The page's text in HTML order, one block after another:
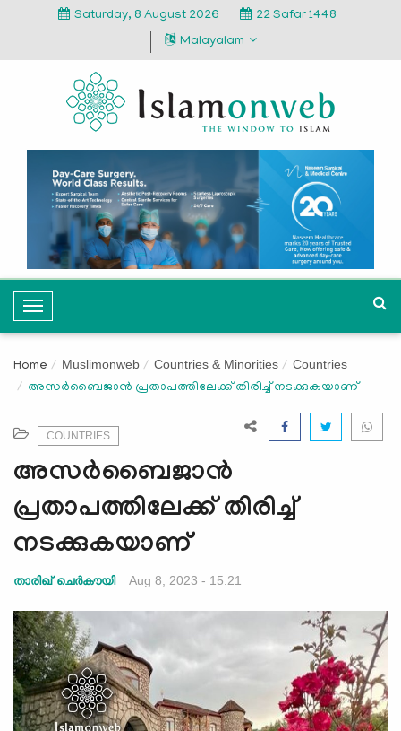
Saturday, 8 August 2026
22 Safar 1448
Malayalam
T
o
g
l
a
v
g
a
i
o
n
Home Muslimonweb Countries & Minorities Countries
അസർബൈജാന്‍ പ്രതാപത്തിലേക്ക് തിരിച്ച് നടക്കുകയാണ്
COUNTRIES
അസർബൈജാന്‍
പ്രതാപത്തിലേക്ക് തിരിച്ച്
നടക്കുകയാണ്
താരിഖ് ചെർകൗയി Aug 8, 2023 - 15:21